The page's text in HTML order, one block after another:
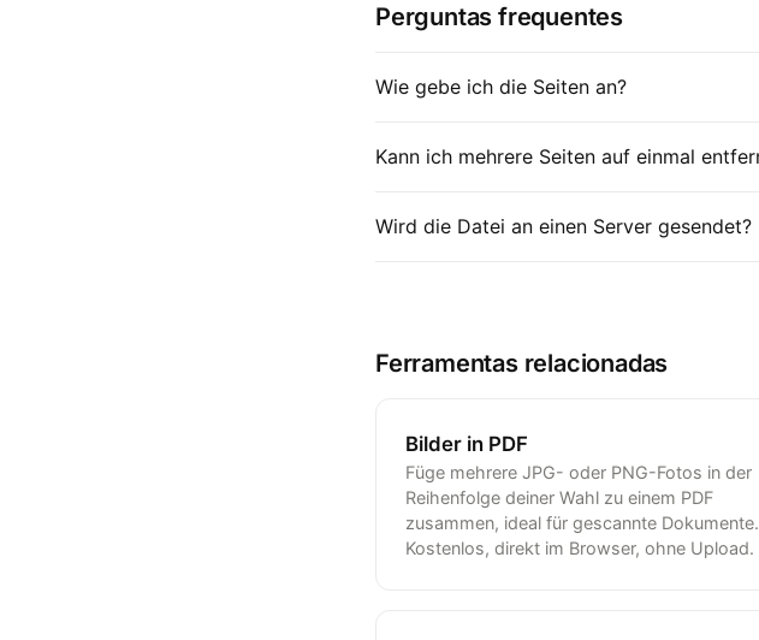
Perguntas frequentes
Wie gebe ich die Seiten an?
Kann ich mehrere Seiten auf einmal
Wird die Datei an einen Server gesendet?
Ferramentas relacionadas
Bilder in PDF
Füge mehrere JPG- oder PNG-Fotos in der
Reihenfolge deiner Wahl zu einem PDF
zusammen, ideal für gescannte Dokumente.
Kostenlos, direkt im Browser, ohne Upload.